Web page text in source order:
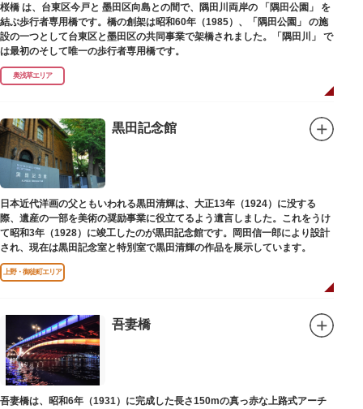
桜橋 は、台東区今戸と 墨田区向島との間で、隅田川両岸の 「隅田公園」 を
結ぶ歩行者専用橋です。橋の創架は昭和60年（1985）、「隅田公園」 の施
設の一つとして台東区と墨田区の共同事業で架橋されました。「隅田川」 で
は最初のそして唯一の歩行者専用橋です。
奥浅草エリア
黒田記念館
日本近代洋画の父ともいわれる黒田清輝は、大正13年（1924）に没する
際、遺産の一部を美術の奨励事業に役立てるよう遺言しました。これをうけ
て昭和3年（1928）に竣工したのが黒田記念館です。岡田信一郎により設計
され、現在は黒田記念室と特別室で黒田清輝の作品を展示しています。
上野・御徒町エリア
吾妻橋
吾妻橋は、昭和6年（1931）に完成した長さ150mの真っ赤な上路式アーチ